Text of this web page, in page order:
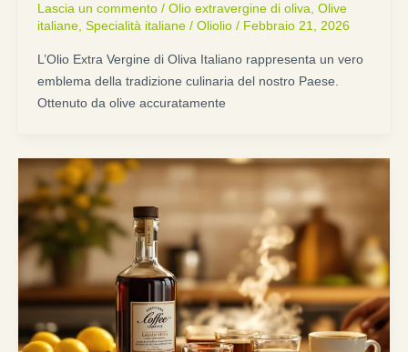
Lascia un commento / Olio extravergine di oliva Olive
italiane, Specialità italiane/ Oliolio / Febbraio 21, 2026
L’Olio Extra Vergine di Oliva Italiano rappresenta un vero
emblema della tradizione culinaria del nostro Paese.
Ottenuto da olive accuratamente